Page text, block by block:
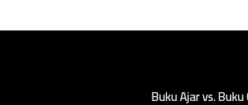
Buku Ajar vs.